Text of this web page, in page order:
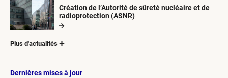
Création de l’Autorité de sûreté nucléaire et de
radioprotection (ASNR)
Plus d'actualités
Dernières mises à jour